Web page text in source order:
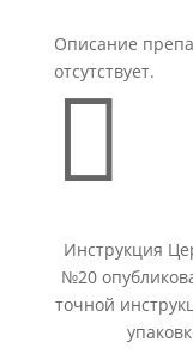
Описание
отсутствует.

Инструкция
№20
точной